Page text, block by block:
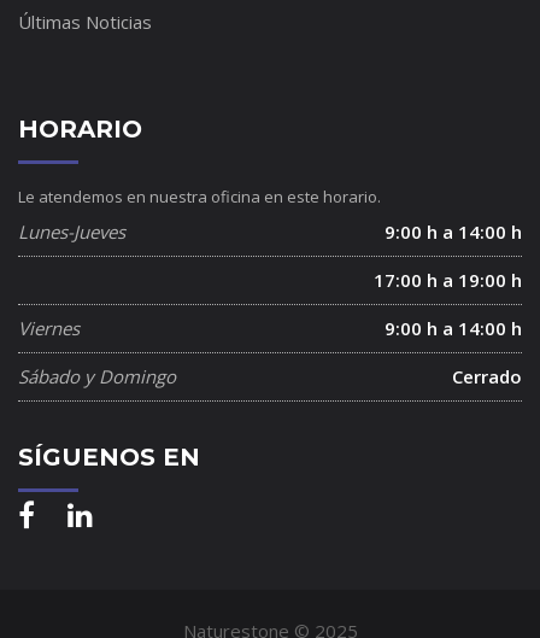
Últimas Noticias
HORARIO
Le atendemos en nuestra oficina en este horario.
Lunes-Jueves
9:00 h a 14:00 h
17:00 h a 19:00 h
Viernes
9:00 h a 14:00 h
Sábado y Domingo
Cerrado
SÍGUENOS EN
Naturestone © 2025